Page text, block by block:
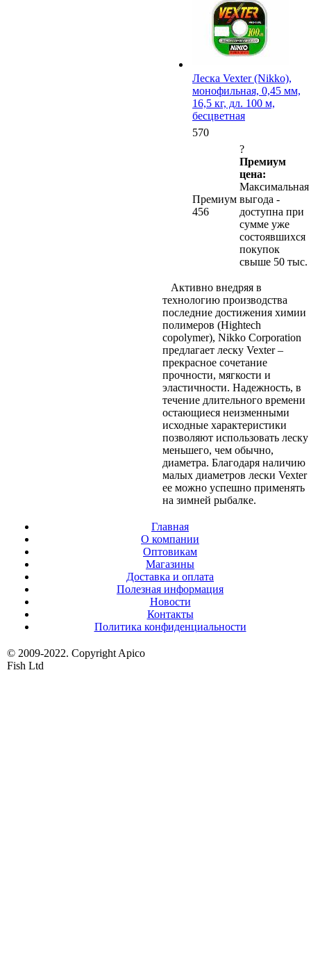
Леска Vexter (Nikko),
монофильная, 0,45 мм,
16,5 кг, дл. 100 м,
бесцветная
570
Премиум
456
?
Премиум
цена:
Максимальная
выгода -
доступна при
сумме уже
состоявшихся
покупок
свыше 50 тыс.
Активно внедряя в
технологию производства
последние достижения химии
полимеров (Hightech
copolymer), Nikko Corporation
предлагает леску Vexter –
прекрасное сочетание
прочности, мягкости и
эластичности. Надежность, в
течение длительного времени
остающиеся неизменными
исходные характеристики
позволяют использовать леску
меньшего, чем обычно,
диаметра. Благодаря наличию
малых диаметров лески Vexter
ее можно успешно применять
на зимней рыбалке.
Главная
О компании
Оптовикам
Магазины
Доставка и оплата
Полезная информация
Новости
Контакты
Политика конфиденциальности
© 2009-2022. Copyright Apico
Fish Ltd